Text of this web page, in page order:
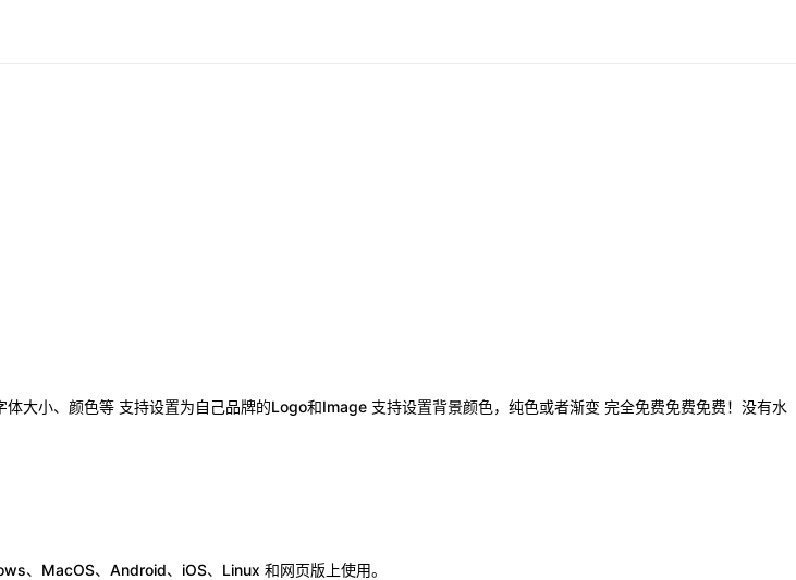
大小、颜色等 支持设置为自己品牌的Logo和Image 支持设置背景颜色，纯色或者渐变 完全免费免费免费！没有水
、MacOS、Android、iOS、Linux 和网页版上使用。